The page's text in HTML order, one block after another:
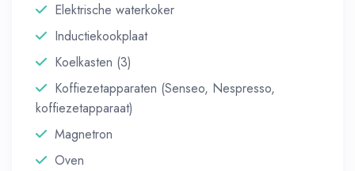
Elektrische waterkoker
Inductiekookplaat
Koelkasten (3)
Koffiezetapparaten (Senseo, Nespresso,
koffiezetapparaat)
Magnetron
Oven